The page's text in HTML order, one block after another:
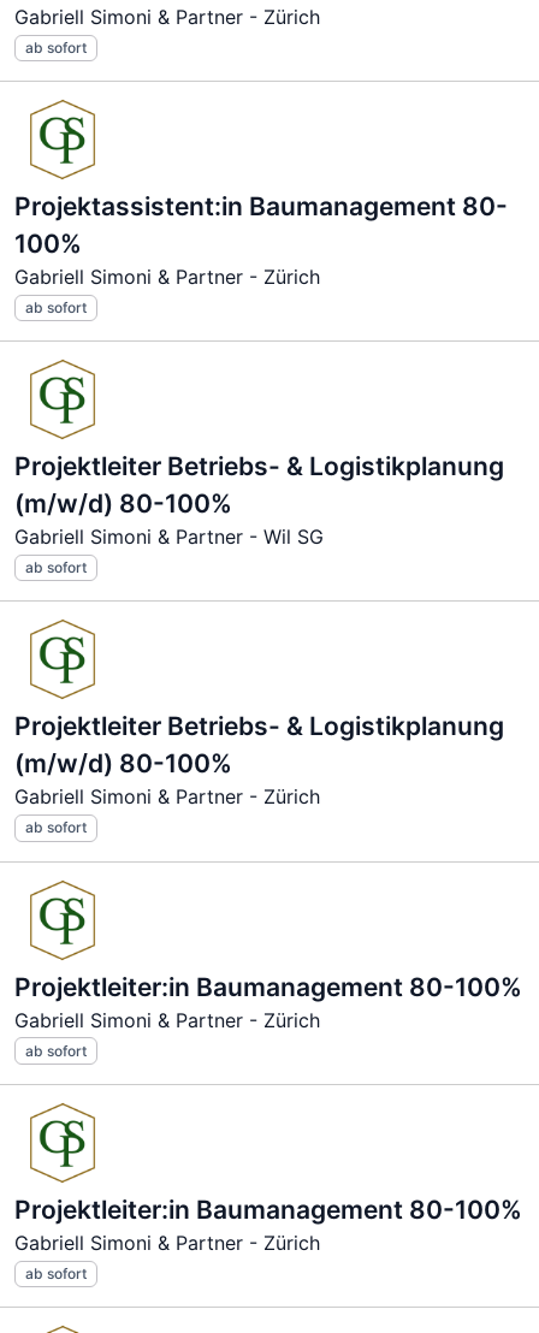
Gabriell Simoni & Partner - Zürich
ab sofort
Projektassistent:in Baumanagement 80-
100%
Gabriell Simoni & Partner - Zürich
ab sofort
Projektleiter Betriebs- & Logistikplanung
(m/w/d) 80-100%
Gabriell Simoni & Partner - Wil SG
ab sofort
Projektleiter Betriebs- & Logistikplanung
(m/w/d) 80-100%
Gabriell Simoni & Partner - Zürich
ab sofort
Projektleiter:in Baumanagement 80-100%
Gabriell Simoni & Partner - Zürich
ab sofort
Projektleiter:in Baumanagement 80-100%
Gabriell Simoni & Partner - Zürich
ab sofort